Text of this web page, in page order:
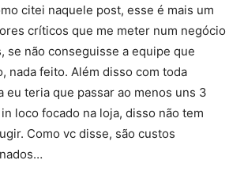
citei naquele post, esse é mais um
críticos que me meter num negócio
se não conseguisse a equipe que
nada feito. Além disso com toda
eu teria que passar ao menos uns 3
loco focado na loja, disso não tem
Como vc disse, são custos